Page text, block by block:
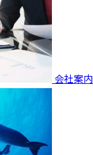
会社案内